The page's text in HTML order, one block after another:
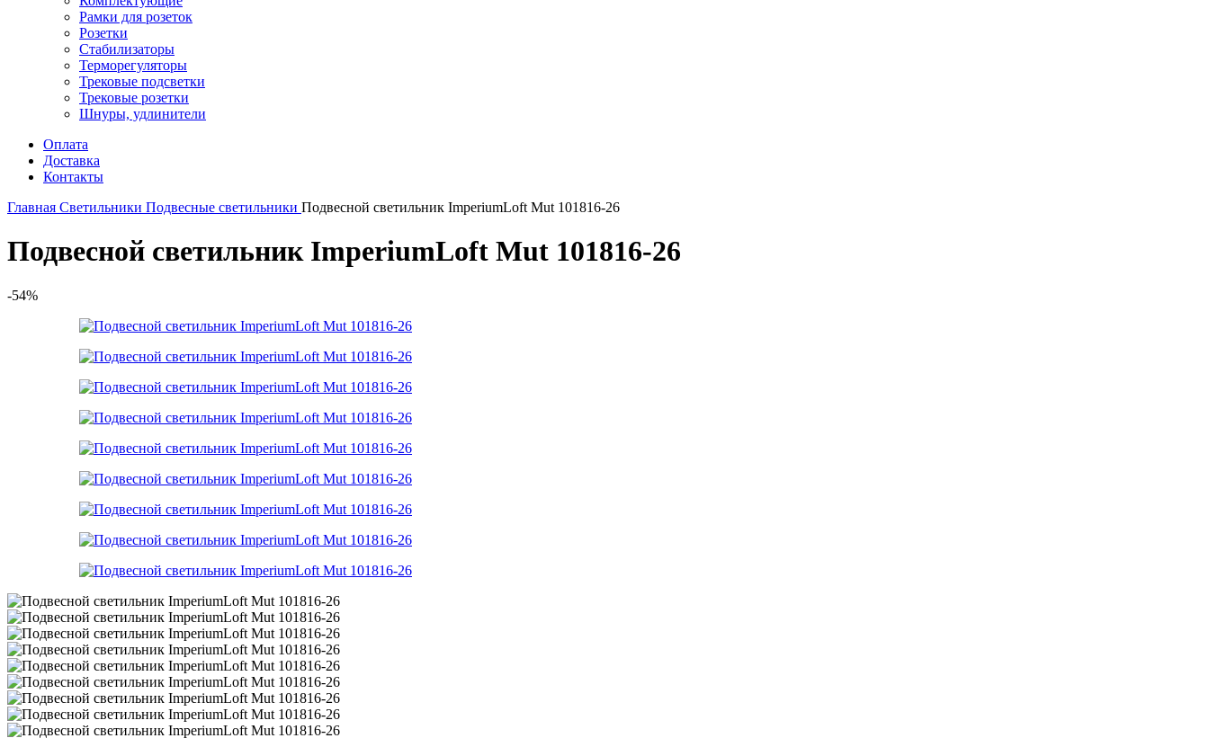
Рамки для розеток
Розетки
Стабилизаторы
Терморегуляторы
Трековые подсветки
Трековые розетки
Шнуры, удлинители
Оплата
Доставка
Контакты
Главная Светильники Подвесные светильники Подвесной светильник ImperiumLoft Mut 101816-26
Подвесной светильник ImperiumLoft Mut 101816-26
-54%